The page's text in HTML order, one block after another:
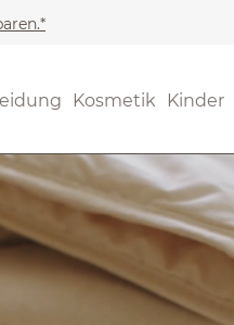
Kosmetik Kinder